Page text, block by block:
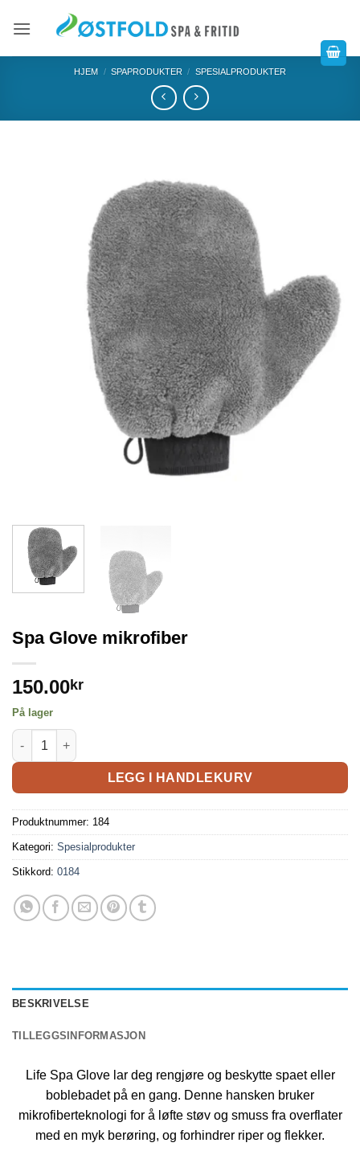
HJEM / SPAPRODUKTER / SPESIALPRODUKTER
Spa Glove mikrofiber
150.00kr
På lager
LEGG I HANDLEKURV
Produktnummer: 184
Kategori: Spesialprodukter
Stikkord: 0184
BESKRIVELSE
TILLEGGSINFORMASJON
Life Spa Glove lar deg rengjøre og beskytte spaet eller
boblebadet på en gang. Denne hansken bruker
mikrofiberteknologi for å løfte støv og smuss fra overflater
med en myk berøring, og forhindrer riper og flekker.